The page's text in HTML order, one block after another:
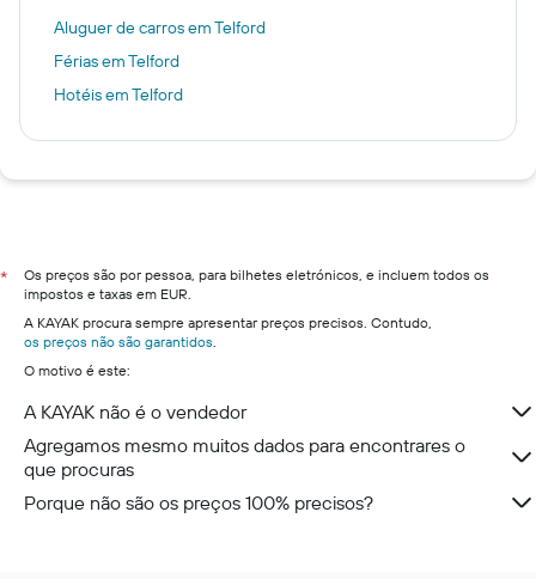
Aluguer de carros em Telford
Férias em Telford
Hotéis em Telford
*
Os preços são por pessoa, para bilhetes eletrónicos, e incluem todos os
impostos e taxas em EUR.
A KAYAK procura sempre apresentar preços precisos. Contudo,
os preços não são garantidos.
O motivo é este:
A KAYAK não é o vendedor
Agregamos mesmo muitos dados para encontrares o
que procuras
Porque não são os preços 100% precisos?